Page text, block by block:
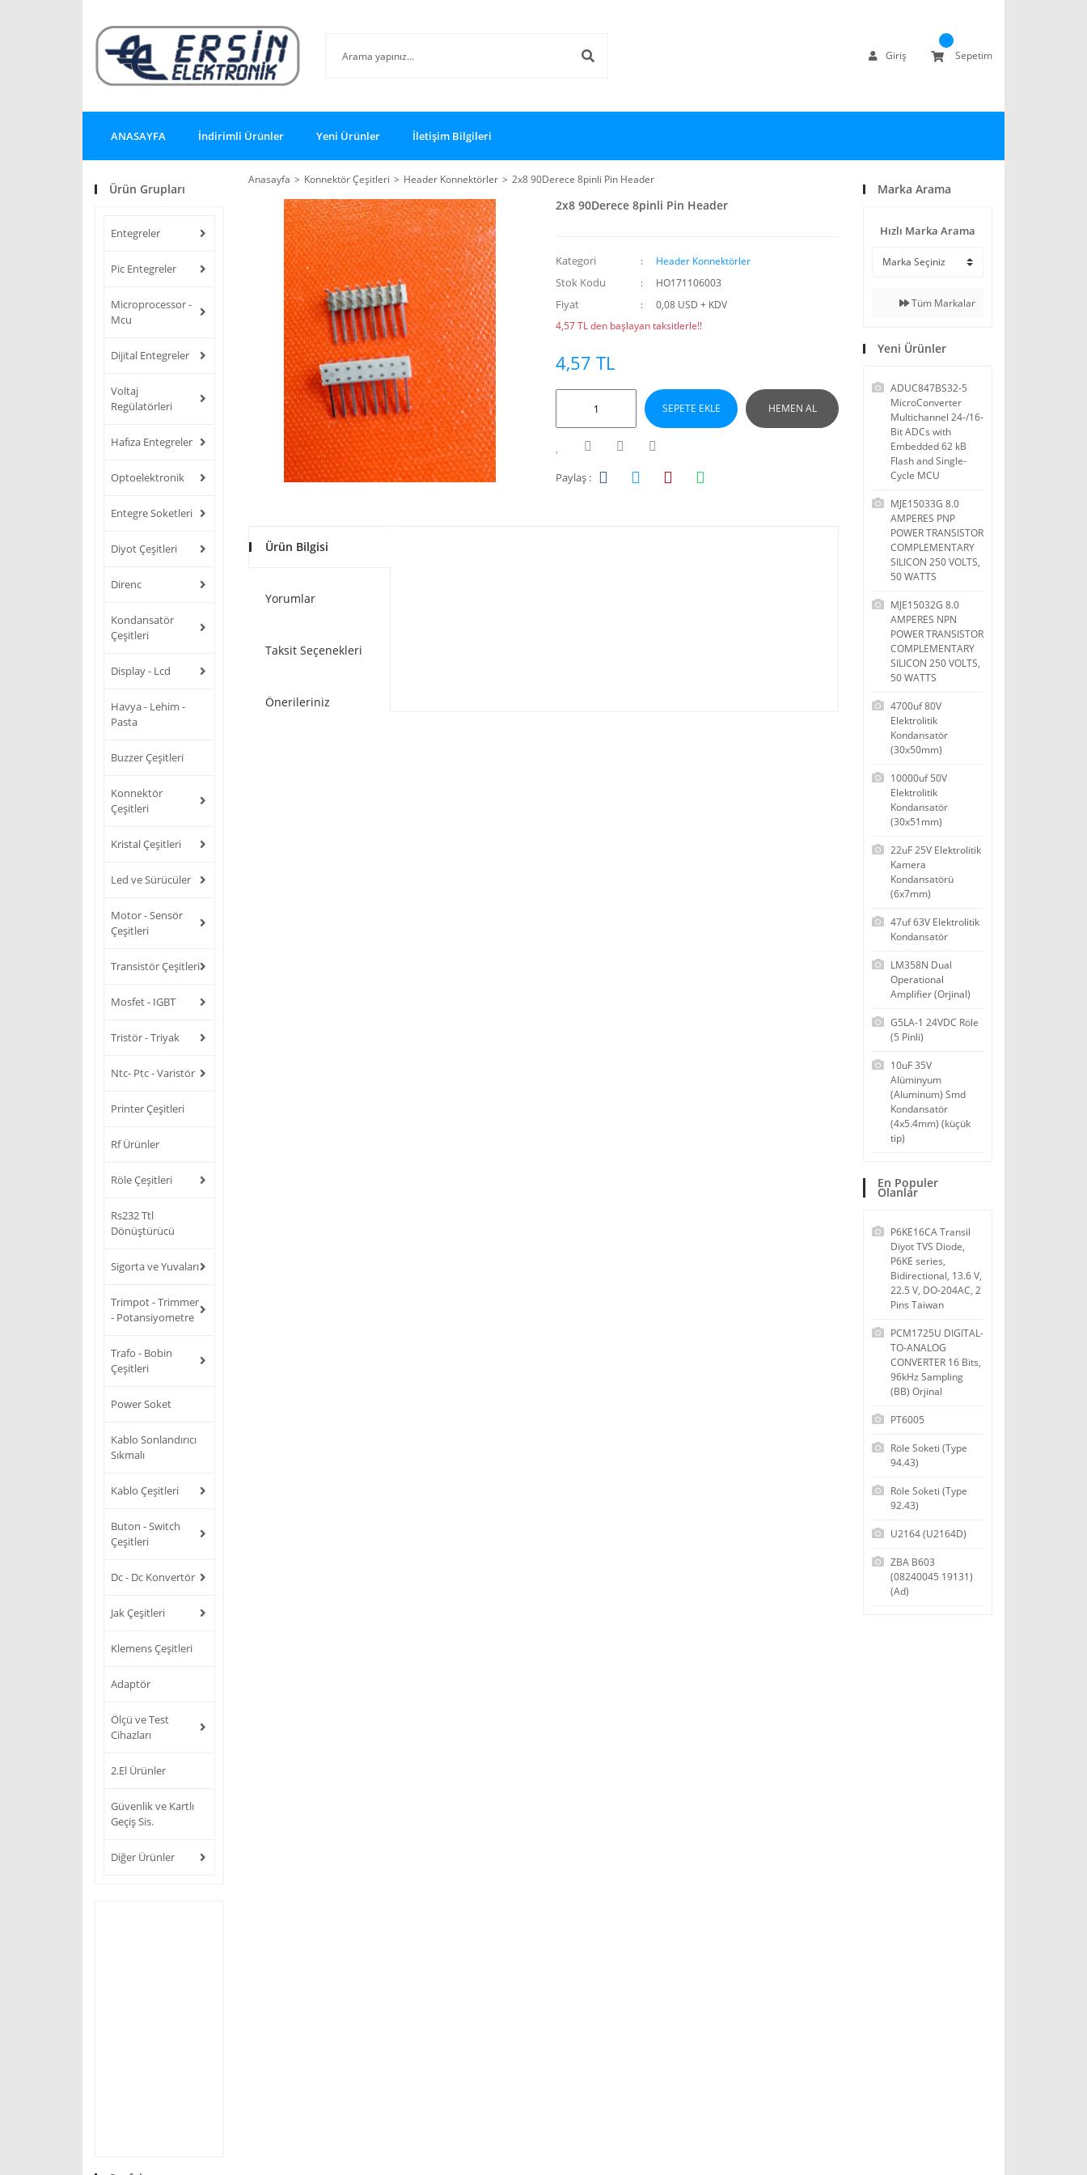
Giriş Sepetim
ANASAYFA İndirimli Ürünler Yeni Ürünler İletişim Bilgileri
Ürün Grupları
Entegreler
Pic Entegreler
Microprocessor -
Mcu
Dijital Entegreler
Voltaj
Regülatörleri
Hafıza Entegreler
Optoelektronik
Entegre Soketleri
Diyot Çeşitleri
Direnc
Kondansatör
Çeşitleri
Display - Lcd
Havya - Lehim -
Pasta
Buzzer Çeşitleri
Konnektör
Çeşitleri
Kristal Çeşitleri
Led ve Sürücüler
Motor - Sensör
Çeşitleri
Transistör Çeşitleri
Mosfet - IGBT
Tristör - Triyak
Ntc- Ptc - Varistör
Printer Çeşitleri
Rf Ürünler
Röle Çeşitleri
Rs232 Ttl
Dönüştürücü
Sigorta ve Yuvaları
Trimpot - Trimmer
- Potansiyometre
Trafo - Bobin
Çeşitleri
Power Soket
Kablo Sonlandırıcı
Sıkmalı
Kablo Çeşitleri
Buton - Switch
Çeşitleri
Dc - Dc Konvertör
Jak Çeşitleri
Klemens Çeşitleri
Adaptör
Ölçü ve Test
Cihazları
2.El Ürünler
Güvenlik ve Kartlı
Geçiş Sis.
Diğer Ürünler
Anasayfa Konnektör Çeşitleri Header Konnektörler 2x8 90Derece 8pinli Pin Header
2x8 90Derece 8pinli Pin Header
Kategori Header Konnektörler
Stok Kodu HO171106003
Fiyat
0,08 USD + KDV
4,57 TL den başlayan taksitlerle!!
4,57 TL
SEPETE EKLE HEMEN AL
Paylaş :
Ürün Bilgisi
Yorumlar
Taksit Seçenekleri
Önerileriniz
Marka Arama
Hızlı Marka Arama
Tüm Markalar
Yeni Ürünler
ADUC847BS32-5
MicroConverter
Multichannel 24-/16-
Bit ADCs with
Embedded 62 kB
Flash and Single-
Cycle MCU
MJE15033G 8.0
AMPERES PNP
POWER TRANSISTOR
COMPLEMENTARY
SILICON 250 VOLTS,
50 WATTS
MJE15032G 8.0
AMPERES NPN
POWER TRANSISTOR
COMPLEMENTARY
SILICON 250 VOLTS,
50 WATTS
4700uf 80V
Elektrolitik
Kondansatör
(30x50mm)
10000uf 50V
Elektrolitik
Kondansatör
(30x51mm)
22uF 25V Elektrolitik
Kamera
Kondansatörü
(6x7mm)
47uf 63V Elektrolitik
Kondansatör
LM358N Dual
Operational
Amplifier (Orjinal)
G5LA-1 24VDC Röle
(5 Pinli)
10uF 35V
Alüminyum
(Aluminum) Smd
Kondansatör
(4x5.4mm) (küçük
tip)
En Populer
Olanlar
P6KE16CA Transil
Diyot TVS Diode,
P6KE series,
Bidirectional, 13.6 V,
22.5 V, DO-204AC, 2
Pins Taiwan
PCM1725U DIGITAL-
TO-ANALOG
CONVERTER 16 Bits,
96kHz Sampling
(BB) Orjinal
PT6005
Röle Soketi (Type
94.43)
Röle Soketi (Type
92.43)
U2164 (U2164D)
ZBA B603
(08240045 19131)
(Ad)